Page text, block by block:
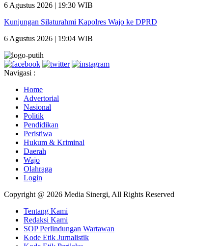
6 Agustus 2026 | 19:30 WIB
Kunjungan Silaturahmi Kapolres Wajo ke DPRD
6 Agustus 2026 | 19:04 WIB
Navigasi :
Home
Advertorial
Nasional
Politik
Pendidikan
Peristiwa
Hukum & Kriminal
Daerah
Wajo
Olahraga
Login
Copyright @ 2026 Media Sinergi, All Rights Reserved
Tentang Kami
Redaksi Kami
SOP Perlindungan Wartawan
Kode Etik Jurnalistik